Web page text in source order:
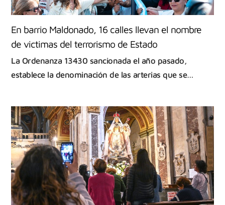
En barrio Maldonado, 16 calles llevan el nombre
de victimas del terrorismo de Estado
La Ordenanza 13430 sancionada el año pasado,
establece la denominación de las arterias que se…